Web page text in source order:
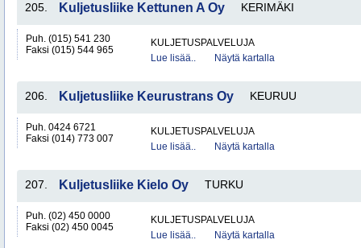
205. Kuljetusliike Kettunen A Oy KERIMÄKI
Puh. (015) 541 230
Faksi (015) 544 965
KULJETUSPALVELUJA
Lue lisää..
Näytä kartalla
206. Kuljetusliike Keurustrans Oy KEURUU
Puh. 0424 6721
Faksi (014) 773 007
KULJETUSPALVELUJA
Lue lisää..
Näytä kartalla
207. Kuljetusliike Kielo Oy TURKU
Puh. (02) 450 0000
Faksi (02) 450 0045
KULJETUSPALVELUJA
Lue lisää..
Näytä kartalla